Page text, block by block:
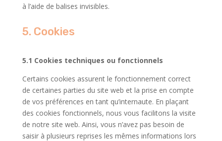
à l’aide de balises invisibles.
5. Cookies
5.1 Cookies techniques ou fonctionnels
Certains cookies assurent le fonctionnement correct
de certaines parties du site web et la prise en compte
de vos préférences en tant qu’internaute. En plaçant
des cookies fonctionnels, nous vous facilitons la visite
de notre site web. Ainsi, vous n’avez pas besoin de
saisir à plusieurs reprises les mêmes informations lors